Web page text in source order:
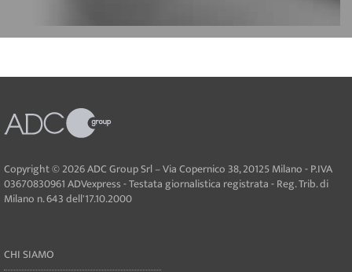
Copyright © 2026 ADC Group Srl – Via Copernico 38, 20125 Milano - P.IVA
03670830961 ADVexpress - Testata giornalistica registrata - Reg. Trib. di
Milano n. 643 dell'17.10.2000
CHI SIAMO